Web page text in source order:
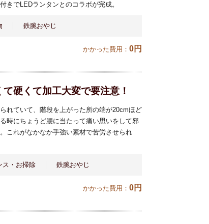
きでLEDランタンとのコラボが完成。
鉄腕おやじ
かかった費用： 0円
硬くて加工大変で要注意！
れていて、階段を上がった所の端が20cmほど
時にちょうど腰に当たって痛い思いをして邪
これがなかなか手強い素材で苦労させられ
ス・お掃除 鉄腕おやじ
かかった費用： 0円